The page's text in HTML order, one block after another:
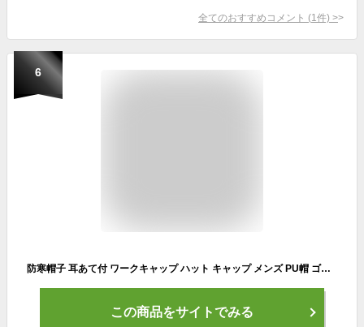
全てのおすすめコメント (1 件) >
6
防寒帽子 耳あて付 ワークキャップ ハット キャップ メンズ PU帽 ゴルフ 秋冬 あったか 防寒 ゴルフ かっこいい おしゃれ シンプル
この商品をサイトでみる